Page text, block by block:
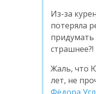
Из-за
потеряла
страшнее?!
Жаль, что
лет, не
Фёдора